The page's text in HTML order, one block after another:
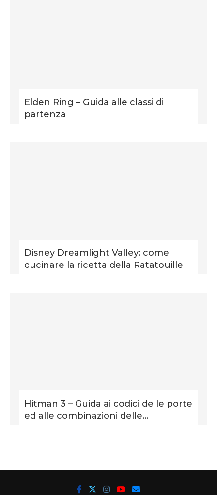
Elden Ring – Guida alle classi di
partenza
Disney Dreamlight Valley: come
cucinare la ricetta della Ratatouille
Hitman 3 – Guida ai codici delle porte
ed alle combinazioni delle...